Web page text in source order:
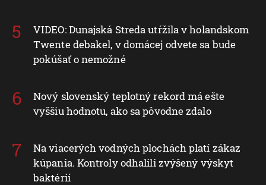
VIDEO: Dunajská Streda utŕžila v holandskom
Twente debakel, v domácej odvete sa bude
pokúšať o nemožné
Nový slovenský teplotný rekord má ešte
vyššiu hodnotu, ako sa pôvodne zdalo
Na viacerých vodných plochách platí zákaz
kúpania. Kontroly odhalili zvýšený výskyt
baktérií